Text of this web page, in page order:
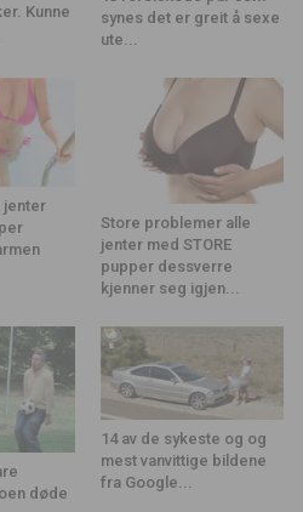
Kunne
synes det er greit å sexe
ute...
jenter
Store problemer alle
jenter med STORE
pupper dessverre
kjenner seg igjen...
døde
14 av de sykeste og og
mest vanvittige bildene
fra Google...